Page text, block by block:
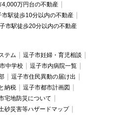
4,000万円台の不動産
市駅徒歩10分以内の不動産
市駅徒歩20分以内の不動産
テム
逗子市妊婦・育児相談
中学校
逗子市内病院一覧
逗子市住民異動の届け出
納税
逗子市都市計画図
宅地防災について
砂災害等ハザードマップ